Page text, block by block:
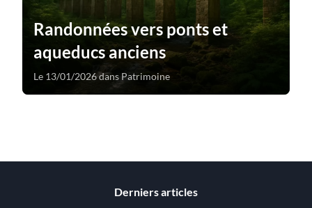
Randonnées vers ponts et
aqueducs anciens
Le 13/01/2026 dans Patrimoine
Derniers articles